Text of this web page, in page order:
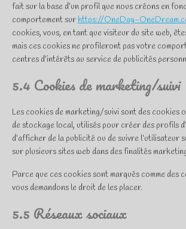
fait sur la base d’un profil que nous créons en
comportement sur https://OneDay-
cookies, vous, en tant que visiteur du site web,
mais ces cookies ne profileront pas votre
centres d’intérêts au service de publicités
5.4 Cookies de marketing/suivi
Les cookies de marketing/suivi sont des cookies
de stockage local, utilisés pour créer des profils
d’afficher de la publicité ou de suivre l’utilisateur
sur plusieurs sites web dans des finalités
Parce que ces cookies sont marqués comme des
vous demandons le droit de les placer.
5.5 Réseaux sociaux